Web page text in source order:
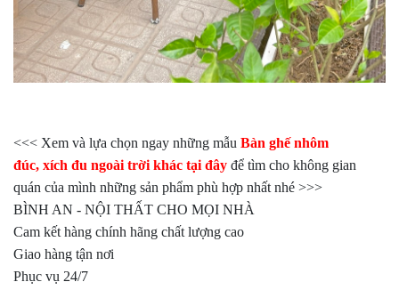
<<< Xem và lựa chọn ngay những mẫu Bàn ghế nhôm
đúc, xích đu ngoài trời khác tại đây để tìm cho không gian
quán của mình những sản phẩm phù hợp nhất nhé >>>
BÌNH AN - NỘI THẤT CHO MỌI NHÀ
Cam kết hàng chính hãng chất lượng cao
Giao hàng tận nơi
Phục vụ 24/7